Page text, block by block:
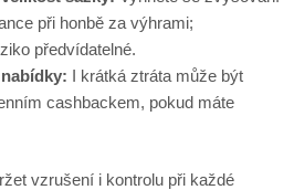
při honbě za výhrami;
předvídatelné.
I krátká ztráta může být
cashbackem, pokud máte
vzrušení i kontrolu při každé